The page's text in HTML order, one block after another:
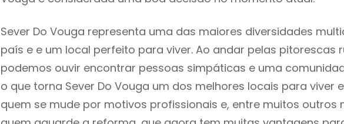
Sever Do Vouga representa uma das maiores diversidades
país e e um local perfeito para viver. Ao andar pelas pitorescas
podemos ouvir encontrar pessoas simpáticas e uma
o que torna Sever Do Vouga um dos melhores locais para viver
quem se mude por motivos profissionais e, entre muitos outros